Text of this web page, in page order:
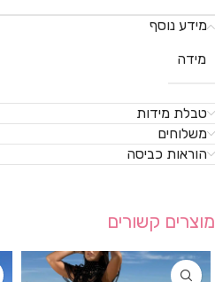
מידע נוסף
מידה
טבלת מידות
משלוחים
הוראות כביסה
מוצרים קשורים